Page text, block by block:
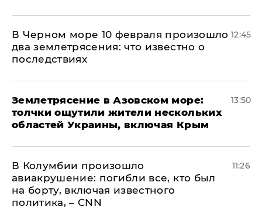
В Черном море 10 февраля произошло
два землетрясения: что известно о
последствиях
12:45
Землетрясение в Азовском море:
толчки ощутили жители нескольких
областей Украины, включая Крым
13:50
В Колумбии произошло
авиакрушение: погибли все, кто был
на борту, включая известного
политика, – CNN
11:26